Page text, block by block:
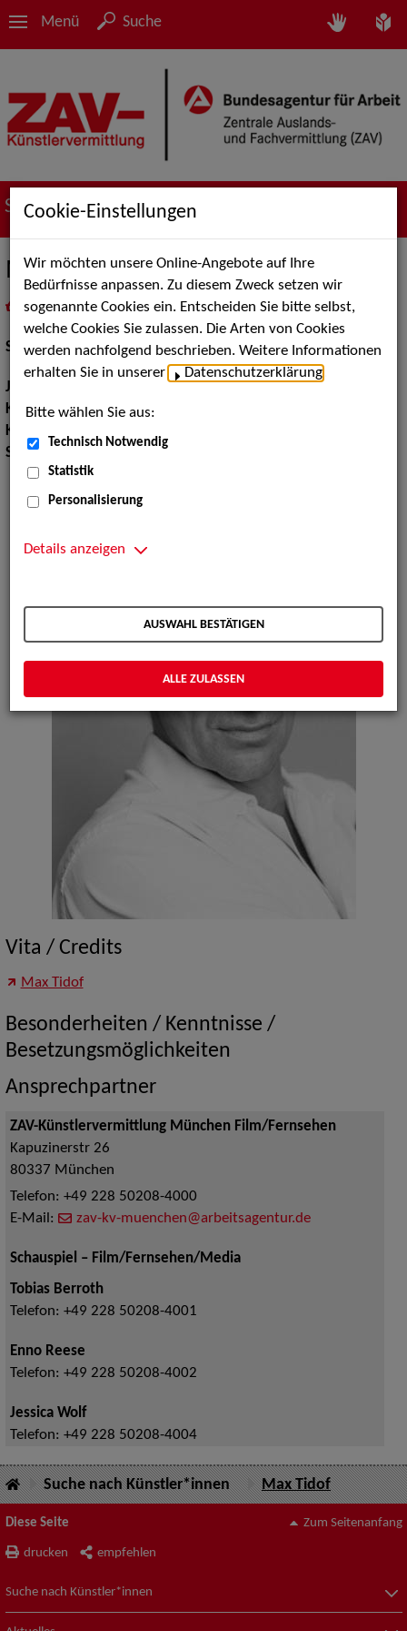
Menü Suche
Suche nach Künstler*innen
Max Tidof
als PDF speichern
inMeine Merklistelegen
Schauspiel:Film und TV
Jahrgang:
Körpergröße:176 cm
Konfektionsgröße:
Sprachen:
Vita / Credits
Max Tidof
Besonderheiten / Kenntnisse /
Besetzungsmöglichkeiten
Ansprechpartner
ZAV-Künstlervermittlung München Film/Fernsehen
Kapuzinerstr 26
80337 München
Telefon: +49 228 50208-4000
E-Mail:
zav-kv-muenchen@arbeitsagentur.de
Schauspiel – Film/Fernsehen/Media
Tobias Berroth
Telefon: +49 228 50208-4001
Enno Reese
Telefon: +49 228 50208-4002
Jessica Wolf
Telefon: +49 228 50208-4004
Suche nach Künstler*innen Max Tidof
Diese Seite
drucken empfehlen
Zum Seitenanfang
Suche nach Künstler*innen
Cookie-Einstellungen
Wir möchten unsere Online-Angebote auf Ihre
Bedürfnisse anpassen. Zu diesem Zweck setzen wir
sogenannte Cookies ein. Entscheiden Sie bitte selbst,
welche Cookies Sie zulassen. Die Arten von Cookies
werden nachfolgend beschrieben. Weitere Informationen
erhalten Sie in unserer
Datenschutzerklärung
Bitte wählen Sie aus:
Technisch Notwendig
Statistik
Personalisierung
Details anzeigen
AUSWAHL BESTÄTIGEN
ALLE ZULASSEN